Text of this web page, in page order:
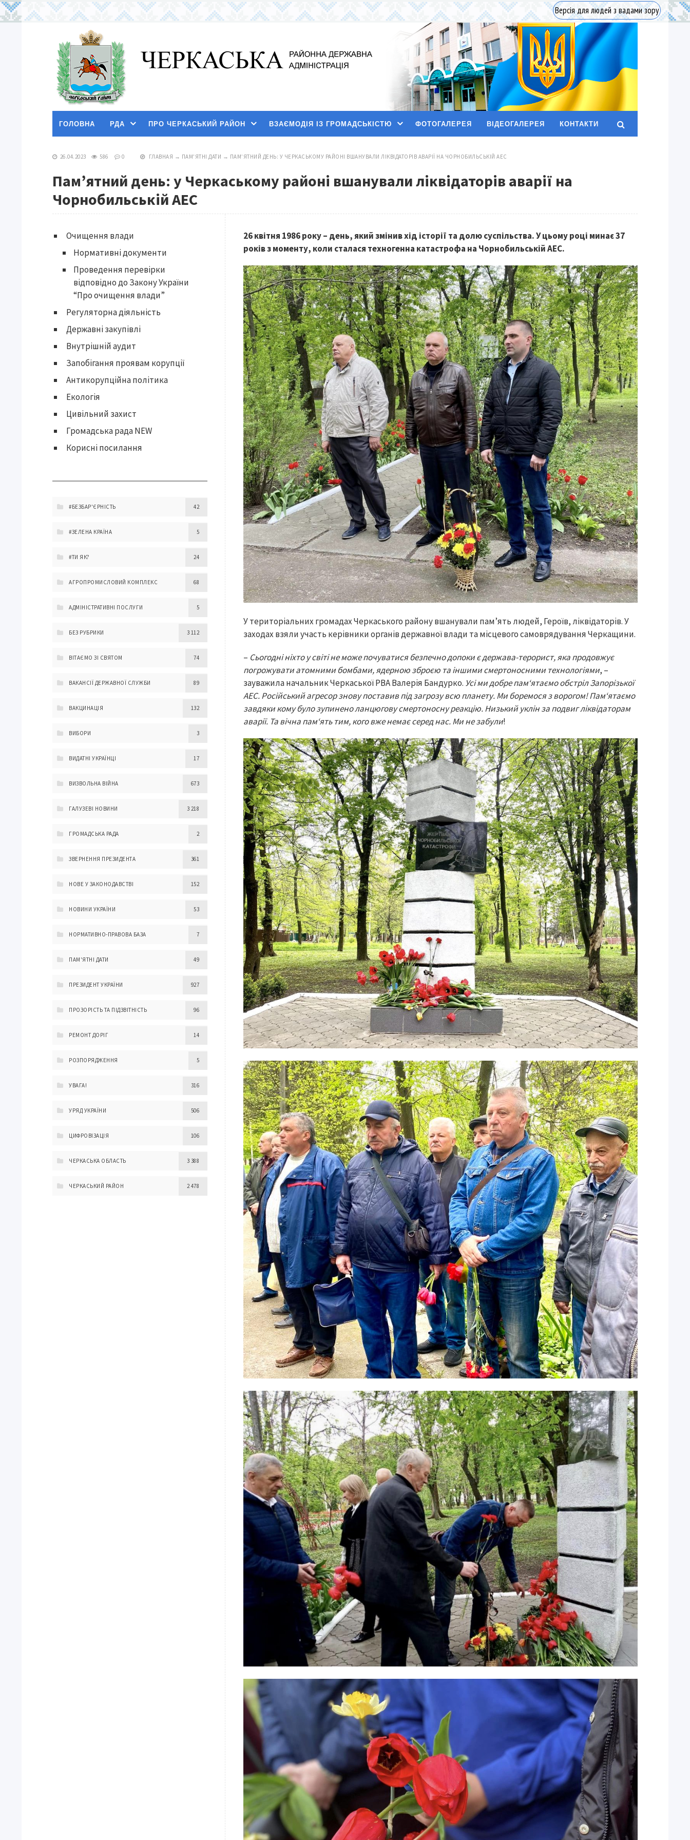
Версія для людей з вадами зору
ГОЛОВНА РДА ПРО ЧЕРКАСЬКИЙ РАЙОН ВЗАЄМОДІЯ ІЗ ГРОМАДСЬКІСТЮ ФОТОГАЛЕРЕЯ ВІДЕОГАЛЕРЕЯ КОНТАКТИ
26.04.2023 586 0 ГЛАВНАЯ → ПАМ'ЯТНІ ДАТИ → ПАМ’ЯТНИЙ ДЕНЬ: У ЧЕРКАСЬКОМУ РАЙОНІ ВШАНУВАЛИ ЛІКВІДАТОРІВ АВАРІЇ НА ЧОРНОБИЛЬСЬКІЙ АЕС
Пам’ятний день: у Черкаському районі вшанували ліквідаторів аварії на
Чорнобильській АЕС
26 квітня 1986 року – день, який змінив хід історії та долю суспільства. У цьому році минає 37
років з моменту, коли сталася техногенна катастрофа на Чорнобильській АЕС.
У територіальних громадах Черкаського району вшанували пам’ять людей, Героїв, ліквідаторів. У
заходах взяли участь керівники органів державної влади та місцевого самоврядування Черкащини.
– Сьогодні ніхто у світі не може почуватися безпечно допоки є держава-терорист, яка продовжує
погрожувати атомними бомбами, ядерною зброєю та іншими смертоносними технологіями, –
зауважила начальник Черкаської РВА Валерія Бандурко. Усі ми добре пам‘ятаємо обстріл Запорізької
АЕС. Російський агресор знову поставив під загрозу всю планету. Ми боремося з ворогом! Пам‘ятаємо
завдяки кому було зупинено ланцюгову смертоносну реакцію. Низький уклін за подвиг ліквідаторам
аварії. Та вічна пам‘ять тим, кого вже немає серед нас. Ми не забули!
Очищення влади
Нормативні документи
Проведення перевірки
відповідно до Закону України
“Про очищення влади”
Регуляторна діяльність
Державні закупівлі
Внутрішній аудит
Запобігання проявам корупції
Антикорупційна політика
Екологія
Цивільний захист
Громадська рада NEW
Корисні посилання
#БЕЗБАР'ЄРНІСТЬ 42
#ЗЕЛЕНА КРАЇНА 5
#ТИ ЯК? 24
АГРОПРОМИСЛОВИЙ КОМПЛЕКС 68
АДМІНІСТРАТИВНІ ПОСЛУГИ 5
БЕЗ РУБРИКИ 3 112
ВІТАЄМО ЗІ СВЯТОМ 74
ВАКАНСІЇ ДЕРЖАВНОЇ СЛУЖБИ 89
ВАКЦИНАЦІЯ 132
ВИБОРИ 3
ВИДАТНІ УКРАЇНЦІ 17
ВИЗВОЛЬНА ВІЙНА 673
ГАЛУЗЕВІ НОВИНИ 3 218
ГРОМАДСЬКА РАДА 2
ЗВЕРНЕННЯ ПРЕЗИДЕНТА 361
НОВЕ У ЗАКОНОДАВСТВІ 152
НОВИНИ УКРАЇНИ 53
НОРМАТИВНО-ПРАВОВА БАЗА 7
ПАМ'ЯТНІ ДАТИ 49
ПРЕЗИДЕНТ УКРАЇНИ 927
ПРОЗОРІСТЬ ТА ПІДЗВІТНІСТЬ 96
РЕМОНТ ДОРІГ 14
РОЗПОРЯДЖЕННЯ 5
УВАГА! 316
УРЯД УКРАЇНИ 506
ЦИФРОВІЗАЦІЯ 106
ЧЕРКАСЬКА ОБЛАСТЬ 3 388
ЧЕРКАСЬКИЙ РАЙОН 2 478